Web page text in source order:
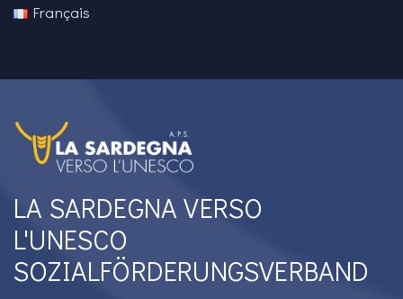
Français
LA SARDEGNA VERSO
L'UNESCO
SOZIALFÖRDERUNGSVERBAND